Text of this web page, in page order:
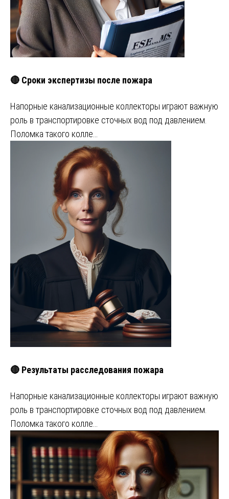
🔴 Сроки экспертизы после пожара
Напорные канализационные коллекторы играют важную
роль в транспортировке сточных вод под давлением.
Поломка такого колле…
🔴 Результаты расследования пожара
Напорные канализационные коллекторы играют важную
роль в транспортировке сточных вод под давлением.
Поломка такого колле…